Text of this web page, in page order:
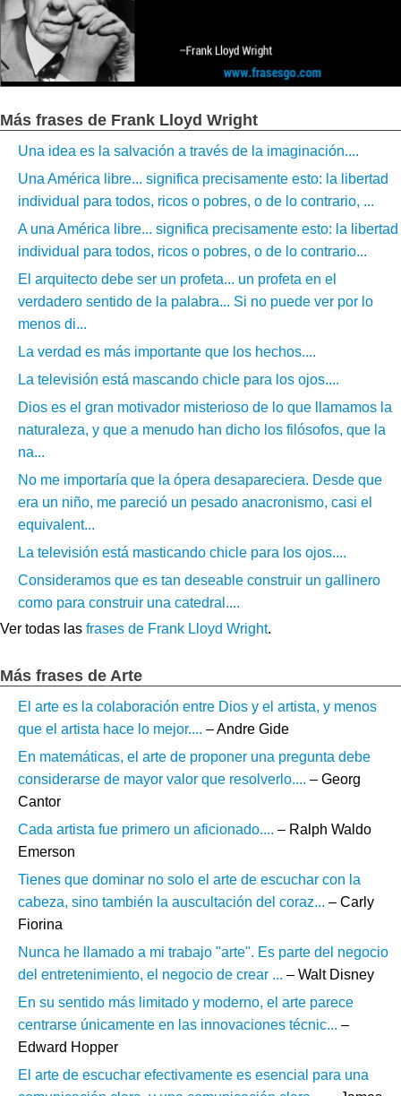
Más frases de Frank Lloyd Wright
Una idea es la salvación a través de la imaginación....
Una América libre... significa precisamente esto: la libertad
individual para todos, ricos o pobres, o de lo contrario, ...
A una América libre... significa precisamente esto: la libertad
individual para todos, ricos o pobres, o de lo contrario...
El arquitecto debe ser un profeta... un profeta en el
verdadero sentido de la palabra... Si no puede ver por lo
menos di...
La verdad es más importante que los hechos....
La televisión está mascando chicle para los ojos....
Dios es el gran motivador misterioso de lo que llamamos la
naturaleza, y que a menudo han dicho los filósofos, que la
na...
No me importaría que la ópera desapareciera. Desde que
era un niño, me pareció un pesado anacronismo, casi el
equivalent...
La televisión está masticando chicle para los ojos....
Consideramos que es tan deseable construir un gallinero
como para construir una catedral....
Ver todas las frases de Frank Lloyd Wright.
Más frases de Arte
El arte es la colaboración entre Dios y el artista, y menos
que el artista hace lo mejor.... – Andre Gide
En matemáticas, el arte de proponer una pregunta debe
considerarse de mayor valor que resolverlo.... – Georg
Cantor
Cada artista fue primero un aficionado.... – Ralph Waldo
Emerson
Tienes que dominar no solo el arte de escuchar con la
cabeza, sino también la auscultación del coraz... – Carly
Fiorina
Nunca he llamado a mi trabajo "arte". Es parte del negocio
del entretenimiento, el negocio de crear ... – Walt Disney
En su sentido más limitado y moderno, el arte parece
centrarse únicamente en las innovaciones técnic... –
Edward Hopper
El arte de escuchar efectivamente es esencial para una